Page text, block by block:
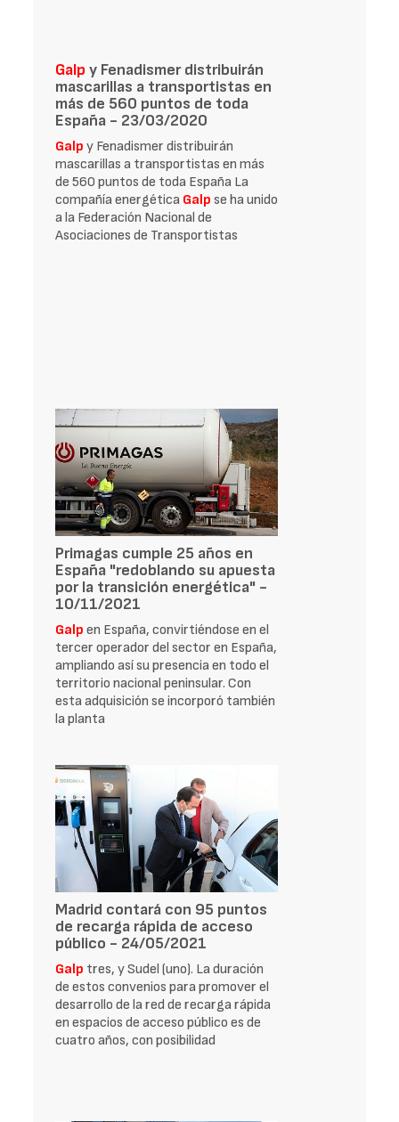
Galp y Fenadismer distribuirán
mascarillas a transportistas en
más de 560 puntos de toda
España - 23/03/2020
Galp y Fenadismer distribuirán
mascarillas a transportistas en más
de 560 puntos de toda España La
compañía energética Galp se ha unido
a la Federación Nacional de
Asociaciones de Transportistas
Primagas cumple 25 años en
España "redoblando su apuesta
por la transición energética" -
10/11/2021
Galp en España, convirtiéndose en el
tercer operador del sector en España,
ampliando así su presencia en todo el
territorio nacional peninsular. Con
esta adquisición se incorporó también
la planta
Madrid contará con 95 puntos
de recarga rápida de acceso
público - 24/05/2021
Galp tres, y Sudel (uno). La duración
de estos convenios para promover el
desarrollo de la red de recarga rápida
en espacios de acceso público es de
cuatro años, con posibilidad